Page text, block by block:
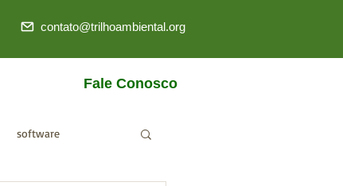
contato@trilhoambiental.org
Fale Conosco
software